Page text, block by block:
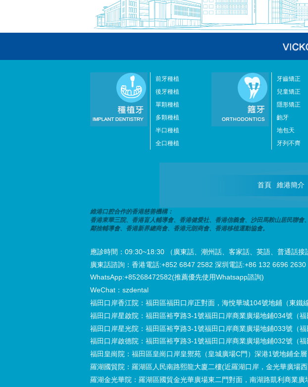
前牙種植
後牙種植
單顆種植
多顆種植
半口種植
全口種植
牙齒矯正
兒童矯正
隱形矯正
齙牙
地包天
牙列不齊
首頁 維港簡介
維港口腔合作的香港慈善機構：
香港東華三院、香港盲人輔導會、香港健愛社、香港信義會、沙田馬鞍山居民聯
鄰捨輔導會、香港新界總商會、香港元朗商會、香港移植運動協會。
應診時間：09:30~18:30 （廣東話、潮州話、客家話、英語、普通話接
廣東話諮詢：香港電話:+852 6847 2582 深圳電話:+86 132 6696 2630
WhatsApp:+85268472582(推薦優先使用Whatsapp諮詢)
WeChat：szdental
福田口岸香江院：福田區福田口岸正對面，海悅華城104號地鋪（東鐵
福田口岸星啟院：福田區裕亨路3-1號福田口岸商業廣場地鋪034號（福
福田口岸星光院：福田區裕亨路3-1號福田口岸商業廣場地鋪033號（福
福田口岸啟德院：福田區裕亨路3-1號福田口岸商業廣場地鋪032號（福
福田皇崗院：福田區皇崗口岸皇禦苑（皇城廣場C門）深港1號地鋪全
羅湖國貿院：羅湖區人民南路熙龍大廈二樓(近羅湖口岸，金光華廣場
羅湖金光華院：羅湖區國貿金光華廣場東二門對面，南湖路凱利商業廣